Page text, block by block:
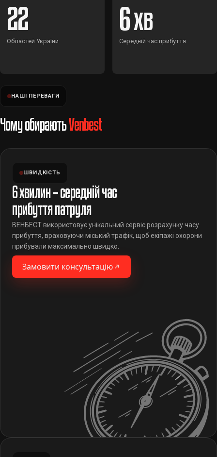
22
Областей України
6
Середній час прибуття
НАШІ ПЕРЕВАГИ
Чому обираютьVenbest
ШВИДКІСТЬ
6 хвилин – середній час
прибуття патруля
ВЕНБЕСТ використовує унікальний сервіс розрахунку часу
прибуття, враховуючи міський трафік, щоб екіпажі охорони
прибували максимально швидко.
Замовити консультацію